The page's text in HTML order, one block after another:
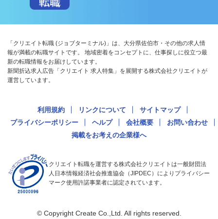
「クリエイト転職 (ジョブターミナル)」は、大分県佐伯市・その他の求人情
報が満載の転職サイトです。 地域密着をコンセプトに、仕事探しに役立つ最
新の転職情報をお届けしています。
新聞折込求人広告「クリエイト 求人特集」を展開する株式会社クリエイトが
運営しています。
利用規約 リンクについて
サイトマップ
プライバシーポリシー
ヘルプ 会社概要
お問い合わせ
掲載をお考えの企業様へ
クリエイト転職を運営する株式会社クリエイトは一般財団法
人日本情報経済社会推進協会（JIPDEC）によりプライバシー
マーク使用許諾事業者に認定されています。
© Copyright Create Co.,Ltd. All rights reserved.